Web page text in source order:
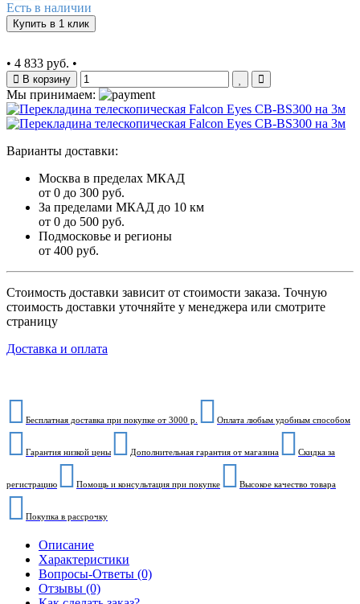
Есть в наличии
Купить в 1 клик
• 4 833 руб. •
В корзину
Мы принимаем:
Варианты доставки:
Москва в пределах МКАД
от 0 до 300 руб.
За пределами МКАД до 10 км
от 0 до 500 руб.
Подмосковье и регионы
от 400 руб.
Стоимость доставки зависит от стоимости заказа. Точную
стоимость доставки уточняйте у менеджера или смотрите
страницу
Доставка и оплата
Бесплатная доставка при покупке от 3000 р. Оплата любым удобным способом
Гарантия низкой цены Дополнительная гарантия от магазина Скидка за
регистрацию Помощь и консультация при покупке Высокое качество товара
Покупка в рассрочку
Описание
Характеристики
Вопросы-Ответы (0)
Отзывы (0)